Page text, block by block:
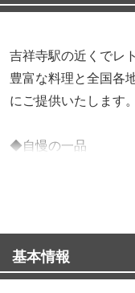
吉祥寺駅の近くでレ
豊富な料理と全国各
にご提供いたします。
◆自慢の一品
・自家製ハンバー
・手作りコロッケ
◆セットメニュー
・オムライス … 単
（税込）
基本情報